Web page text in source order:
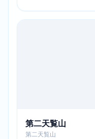
第二天覧山
第二天覧山